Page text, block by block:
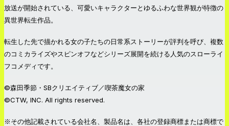
放送が開始されている、可愛いキャラクターとゆるふわな世界観が特徴の
異世界転生作品。
転生した先で描かれる女の子たちの日常系ストーリーが評判を呼び、複数
のコミカライズやスピンオフなどシリーズ展開を続ける人気のスローライ
フコメディです。
©森田季節・SBクリエイティブ／喫茶魔女の家
©CTW, INC. All rights reserved.
※その他記載されている会社名、製品名は、各社の登録商標または商標で